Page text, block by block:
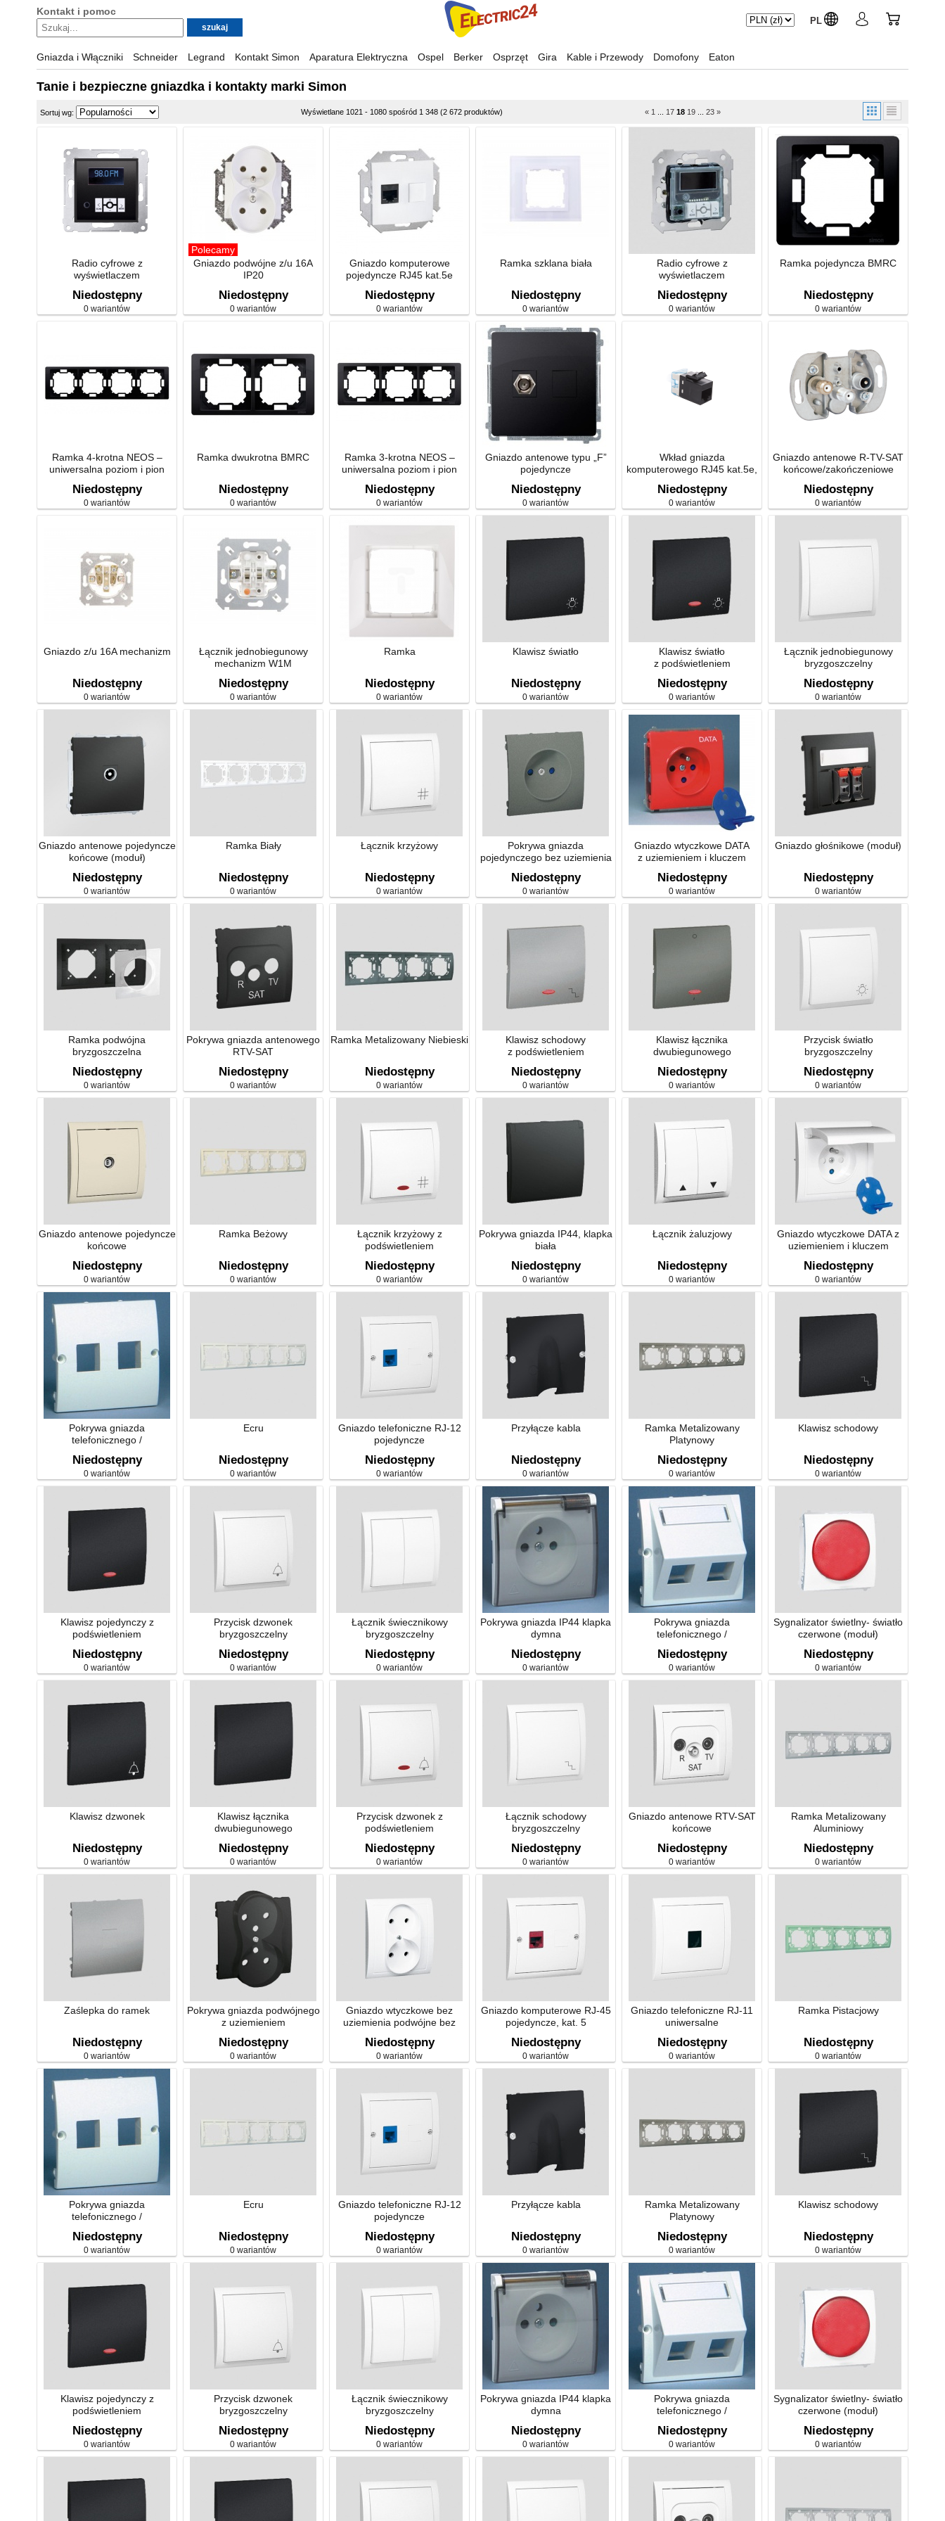
Kontakt i pomoc
PL
Gniazda i Włączniki Schneider Legrand Kontakt Simon Aparatura Elektryczna Ospel Berker Osprzęt Gira Kable i Przewody Domofony Eaton
Tanie i bezpieczne gniazdka i kontakty marki Simon
Sortuj wg: Wyświetlane 1021 - 1080 spośród 1 348 (2 672 produktów) « 1 17 18 19 23 »
Radio cyfrowe z
wyświetlaczem
Niedostępny
0 wariantów
Polecamy
Gniazdo podwójne z/u 16A
IP20
Niedostępny
0 wariantów
Gniazdo komputerowe
pojedyncze RJ45 kat.5e
Niedostępny
0 wariantów
Ramka szklana biała
Niedostępny
0 wariantów
Radio cyfrowe z
wyświetlaczem
Niedostępny
0 wariantów
Ramka pojedyncza BMRC
Niedostępny
0 wariantów
Ramka 4-krotna NEOS –
uniwersalna poziom i pion
Niedostępny
0 wariantów
Ramka dwukrotna BMRC
Niedostępny
0 wariantów
Ramka 3-krotna NEOS –
uniwersalna poziom i pion
Niedostępny
0 wariantów
Gniazdo antenowe typu „F”
pojedyncze
Niedostępny
0 wariantów
Wkład gniazda
komputerowego RJ45 kat.5e,
ARJ455E
Niedostępny
0 wariantów
Gniazdo antenowe R-TV-SAT
końcowe/zakończeniowe
Niedostępny
0 wariantów
Gniazdo z/u 16A mechanizm
Niedostępny
0 wariantów
Łącznik jednobiegunowy
mechanizm W1M
Niedostępny
0 wariantów
Ramka
Niedostępny
0 wariantów
Klawisz światło
Niedostępny
0 wariantów
Klawisz światło
z podświetleniem
Niedostępny
0 wariantów
Łącznik jednobiegunowy
bryzgoszczelny
Niedostępny
0 wariantów
Gniazdo antenowe pojedyncze
końcowe (moduł)
Niedostępny
0 wariantów
Ramka Biały
Niedostępny
0 wariantów
Łącznik krzyżowy
Niedostępny
0 wariantów
Pokrywa gniazda
pojedynczego bez uziemienia
Niedostępny
0 wariantów
Gniazdo wtyczkowe DATA
z uziemieniem i kluczem
czerwone
Niedostępny
0 wariantów
Gniazdo głośnikowe (moduł)
Niedostępny
0 wariantów
Ramka podwójna
bryzgoszczelna
Niedostępny
0 wariantów
Pokrywa gniazda antenowego
RTV-SAT
Niedostępny
0 wariantów
Ramka Metalizowany Niebieski
Niedostępny
0 wariantów
Klawisz schodowy
z podświetleniem
Niedostępny
0 wariantów
Klawisz łącznika
dwubiegunowego
Niedostępny
0 wariantów
Przycisk światło
bryzgoszczelny
Niedostępny
0 wariantów
Gniazdo antenowe pojedyncze
końcowe
Niedostępny
0 wariantów
Ramka Beżowy
Niedostępny
0 wariantów
Łącznik krzyżowy z
podświetleniem
Niedostępny
0 wariantów
Pokrywa gniazda IP44, klapka
biała
Niedostępny
0 wariantów
Łącznik żaluzjowy
Niedostępny
0 wariantów
Gniazdo wtyczkowe DATA z
uziemieniem i kluczem
bryzgoszczelne
Niedostępny
0 wariantów
Pokrywa gniazda
telefonicznego /
Niedostępny
0 wariantów
Ecru
Niedostępny
0 wariantów
Gniazdo telefoniczne RJ-12
pojedyncze
Niedostępny
0 wariantów
Przyłącze kabla
Niedostępny
0 wariantów
Ramka Metalizowany
Platynowy
Niedostępny
0 wariantów
Klawisz schodowy
Niedostępny
0 wariantów
Klawisz pojedynczy z
podświetleniem
Niedostępny
0 wariantów
Przycisk dzwonek
bryzgoszczelny
Niedostępny
0 wariantów
Łącznik świecznikowy
bryzgoszczelny
Niedostępny
0 wariantów
Pokrywa gniazda IP44 klapka
dymna
Niedostępny
0 wariantów
Pokrywa gniazda
telefonicznego /
Niedostępny
0 wariantów
Sygnalizator świetlny- światło
czerwone (moduł)
Niedostępny
0 wariantów
Klawisz dzwonek
Niedostępny
0 wariantów
Klawisz łącznika
dwubiegunowego
Niedostępny
0 wariantów
Przycisk dzwonek z
podświetleniem
Niedostępny
0 wariantów
Łącznik schodowy
bryzgoszczelny
Niedostępny
0 wariantów
Gniazdo antenowe RTV-SAT
końcowe
Niedostępny
0 wariantów
Ramka Metalizowany
Aluminiowy
Niedostępny
0 wariantów
Zaślepka do ramek
Niedostępny
0 wariantów
Pokrywa gniazda podwójnego
z uziemieniem
Niedostępny
0 wariantów
Gniazdo wtyczkowe bez
uziemienia podwójne bez
Niedostępny
0 wariantów
Gniazdo komputerowe RJ-45
pojedyncze, kat. 5
Niedostępny
0 wariantów
Gniazdo telefoniczne RJ-11
uniwersalne
Niedostępny
0 wariantów
Ramka Pistacjowy
Niedostępny
0 wariantów
Pokrywa gniazda
telefonicznego /
Niedostępny
0 wariantów
Ecru
Niedostępny
0 wariantów
Gniazdo telefoniczne RJ-12
pojedyncze
Niedostępny
0 wariantów
Przyłącze kabla
Niedostępny
0 wariantów
Ramka Metalizowany
Platynowy
Niedostępny
0 wariantów
Klawisz schodowy
Niedostępny
0 wariantów
Klawisz pojedynczy z
podświetleniem
Niedostępny
0 wariantów
Przycisk dzwonek
bryzgoszczelny
Niedostępny
0 wariantów
Łącznik świecznikowy
bryzgoszczelny
Niedostępny
0 wariantów
Pokrywa gniazda IP44 klapka
dymna
Niedostępny
0 wariantów
Pokrywa gniazda
telefonicznego /
Niedostępny
0 wariantów
Sygnalizator świetlny- światło
czerwone (moduł)
Niedostępny
0 wariantów